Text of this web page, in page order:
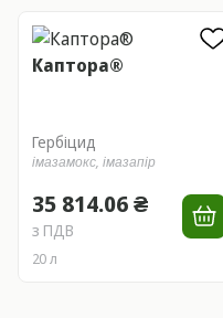
Каптора®
Гербіцид
імазамокс, імазапір
35 814.06 ₴
з ПДВ
20 л